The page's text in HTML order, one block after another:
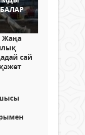
Жаңа
сай